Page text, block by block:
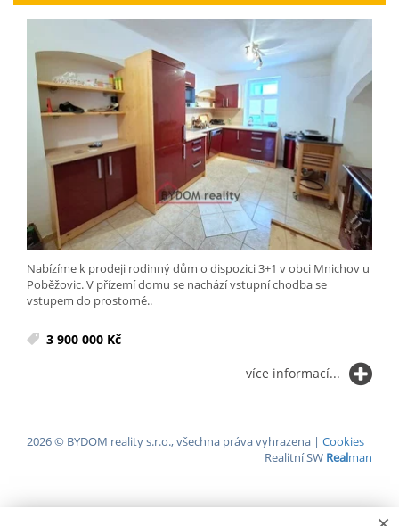
Nabízíme k prodeji rodinný dům o dispozici 3+1 v obci Mnichov u
Poběžovic. V přízemí domu se nachází vstupní chodba se
vstupem do prostorné..
3 900 000 Kč
více informací...
2026 © BYDOM reality s.r.o., všechna práva vyhrazena | Cookies
Realitní SW Realman